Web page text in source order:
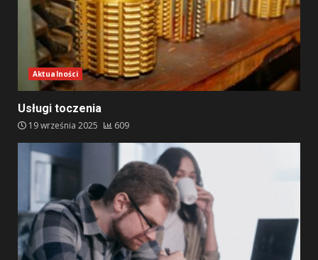
Aktualności
Usługi toczenia
19 września 2025 609